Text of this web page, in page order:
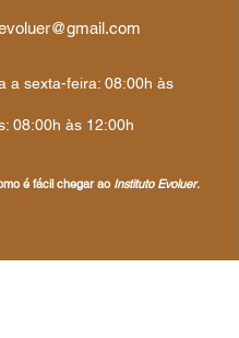
a sexta-feira: 08:00h às
08:00h às 12:00h
é fácil chegar ao Instituto Evoluer.